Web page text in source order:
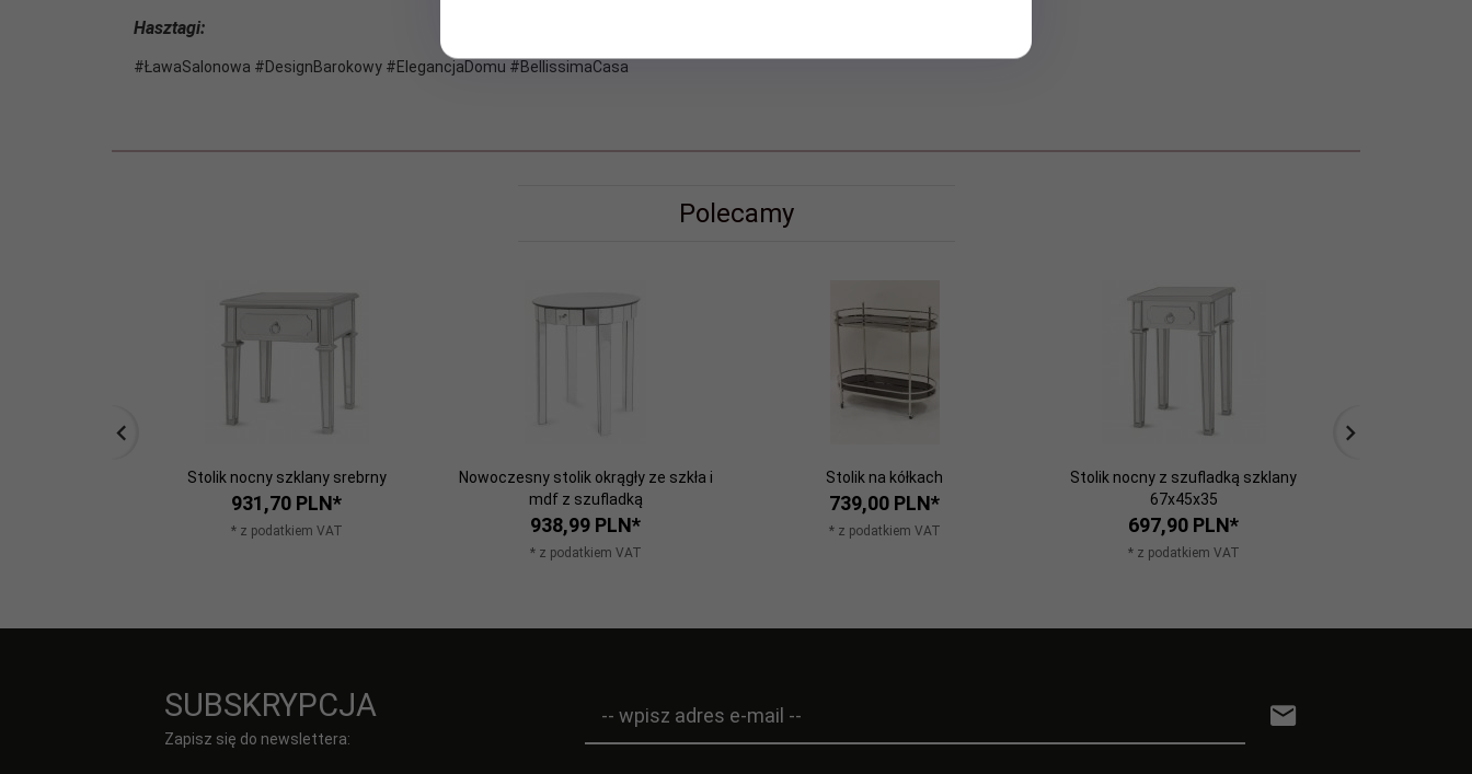
Hasztagi:
#ŁawaSalonowa #DesignBarokowy #ElegancjaDomu #BellissimaCasa
Polecamy
Stolik nocny szklany srebrny
931,70 PLN*
* z podatkiem VAT
Nowoczesny stolik okrągły ze szkła i
mdf z szufladką
938,99 PLN*
* z podatkiem VAT
Stolik na kółkach
739,00 PLN*
* z podatkiem VAT
Stolik nocny z szufladką szklany
67x45x35
697,90 PLN*
* z podatkiem VAT
SUBSKRYPCJA
Zapisz się do newslettera:
-- wpisz adres e-mail --